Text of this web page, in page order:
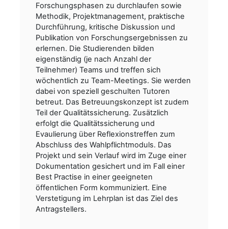
Forschungsphasen zu durchlaufen sowie
Methodik, Projektmanagement, praktische
Durchführung, kritische Diskussion und
Publikation von Forschungsergebnissen zu
erlernen. Die Studierenden bilden
eigenständig (je nach Anzahl der
Teilnehmer) Teams und treffen sich
wöchentlich zu Team-Meetings. Sie werden
dabei von speziell geschulten Tutoren
betreut. Das Betreuungskonzept ist zudem
Teil der Qualitätssicherung. Zusätzlich
erfolgt die Qualitätssicherung und
Evaulierung über Reflexionstreffen zum
Abschluss des Wahlpflichtmoduls. Das
Projekt und sein Verlauf wird im Zuge einer
Dokumentation gesichert und im Fall einer
Best Practise in einer geeigneten
öffentlichen Form kommuniziert. Eine
Verstetigung im Lehrplan ist das Ziel des
Antragstellers.